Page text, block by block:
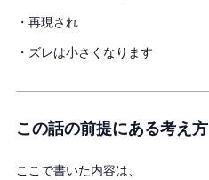
・再現され
・ズレは小さくなります
この話の前提にある考え方
ここで書いた内容は、